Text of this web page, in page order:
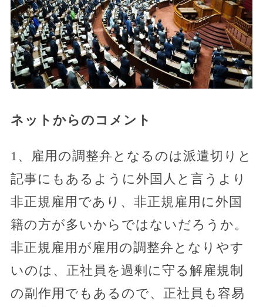
ネットからのコメント
1、雇用の調整弁となるのは派遣切りと
記事にもあるように外国人と言うより
非正規雇用であり、非正規雇用に外国
籍の方が多いからではないだろうか。
非正規雇用が雇用の調整弁となりやす
いのは、正社員を過剰に守る解雇規制
の副作用でもあるので、正社員も容易